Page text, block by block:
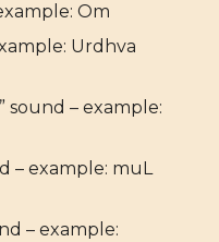
Om
Urdhva
sound – example:
– example: muL
– example: